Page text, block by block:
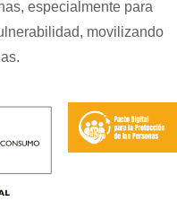
especialmente para
movilizando